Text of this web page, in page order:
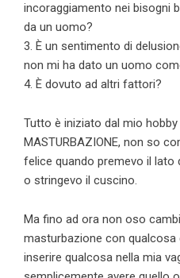
incoraggiamento nei bisogni
da un uomo?
3. È un sentimento di
non mi ha dato un uomo
4. È dovuto ad altri fattori?
Tutto è iniziato dal mio
MASTURBAZIONE, non so
felice quando premevo il lato
o stringevo il cuscino.
Ma fino ad ora non oso
masturbazione con
inserire qualcosa nella mia